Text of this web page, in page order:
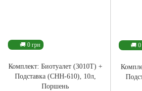
🚚 0 грн
Комплект: Биотуалет (3010T) +
Подставка (CHH-610), 10л,
Поршень
🚚 0